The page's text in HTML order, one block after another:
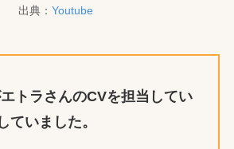
出典： Youtube
トラさんのCVを担当してい
ていました。